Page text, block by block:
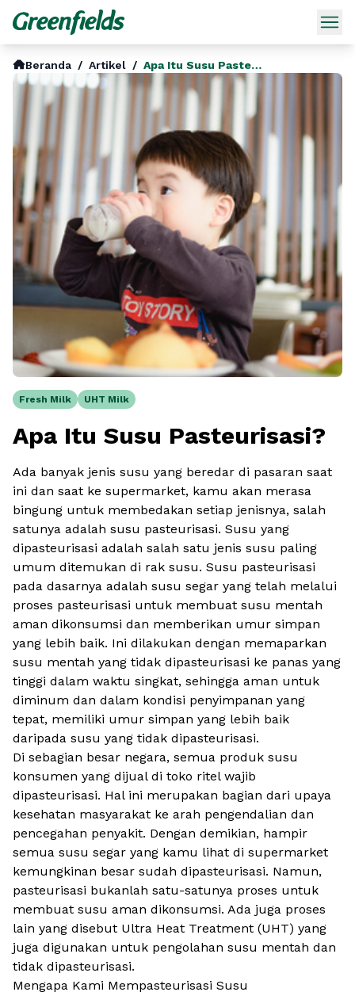
Beranda / Artikel / Apa Itu Susu Pasteurisasi
Fresh Milk UHT Milk
Apa Itu Susu Pasteurisasi?
Ada banyak jenis susu yang beredar di pasaran saat
ini dan saat ke supermarket, kamu akan merasa
bingung untuk membedakan setiap jenisnya, salah
satunya adalah susu pasteurisasi. Susu yang
dipasteurisasi adalah salah satu jenis susu paling
umum ditemukan di rak susu. Susu pasteurisasi
pada dasarnya adalah susu segar yang telah melalui
proses pasteurisasi untuk membuat susu mentah
aman dikonsumsi dan memberikan umur simpan
yang lebih baik. Ini dilakukan dengan memaparkan
susu mentah yang tidak dipasteurisasi ke panas yang
tinggi dalam waktu singkat, sehingga aman untuk
diminum dan dalam kondisi penyimpanan yang
tepat, memiliki umur simpan yang lebih baik
daripada susu yang tidak dipasteurisasi.
Di sebagian besar negara, semua produk susu
konsumen yang dijual di toko ritel wajib
dipasteurisasi. Hal ini merupakan bagian dari upaya
kesehatan masyarakat ke arah pengendalian dan
pencegahan penyakit. Dengan demikian, hampir
semua susu segar yang kamu lihat di supermarket
kemungkinan besar sudah dipasteurisasi. Namun,
pasteurisasi bukanlah satu-satunya proses untuk
membuat susu aman dikonsumsi. Ada juga proses
lain yang disebut Ultra Heat Treatment (UHT) yang
juga digunakan untuk pengolahan susu mentah dan
tidak dipasteurisasi.
Mengapa Kami Mempasteurisasi Susu